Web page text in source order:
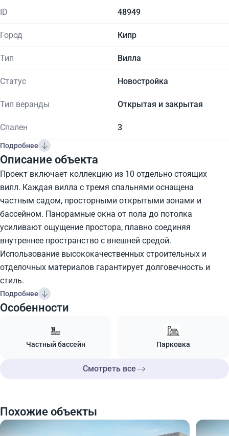
ID 48949
Город Кипр
Тип Вилла
Статус Новостройка
Тип веранды Открытая и закрытая
Спален 3
Подробнее
Описание объекта
Проект включает коллекцию из 10 отдельно стоящих
вилл. Каждая вилла с тремя спальнями оснащена
частным садом, просторными открытыми зонами и
бассейном. Панорамные окна от пола до потолка
усиливают ощущение простора, плавно соединяя
внутреннее пространство с внешней средой.
Использование высококачественных строительных и
отделочных материалов гарантирует долговечность и
стиль.
Подробнее
Особенности
Частный бассейн Парковка
Смотреть все
Похожие объекты